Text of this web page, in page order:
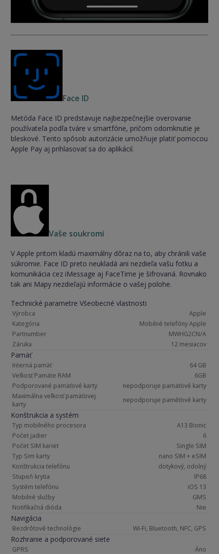
Technické parametre Všeobecné vlastnosti
Výrobca
Apple
Kategória
Mobilné telefóny Apple
Partnumber
MWHG2CN/A
Záruka
12 mesiacov
Pamäť
Interná pamäť
64 GB
Veľkosť Pamäte RAM
6GB
Podporované pamäťové karty
nepodporuje pamäťové karty
Maximálna veľkosť pamäťovej
karty
nepodporuje paměťové karty
Konštrukcia a systém
Typ mobilného procesora
A13 Bionic
Počet jadier
6
Počet SIM kariet
Single SIM
Typ Sim karty
nano SIM + eSIM
Konštrukcia telefónu
dotykový, odolný
Stupeň krytia
IP68
Systém telefónu
iOS 13
Mobilné služby
GMS
Notifikačná dióda
Nie
Navigácia
Bezdrôtové technológie Wi-Fi, Bluetooth, NFC, GPS
Rozhranie a podporované siete
GPRS
Áno
Face ID
Metóda Face ID predstavuje najbezpečnejšie overovanie
používateľa podľa tváre v smartfóne, pričom odomknutie je
bleskové. Tento spôsob autorizácie umožňuje platiť pomocou
Apple Pay aj prihlasovať sa do aplikácií.
Vaše soukromí
V Apple pritom kladú maximálny dôraz na to, aby chránili vaše
súkromie. Face ID preto neukladá ani nezdieľa vašu fotku a
komunikácia cez iMessage aj FaceTime je šifrovaná. Rovnako
tak ani Mapy nezdieľajú informácie o vašej polohe.